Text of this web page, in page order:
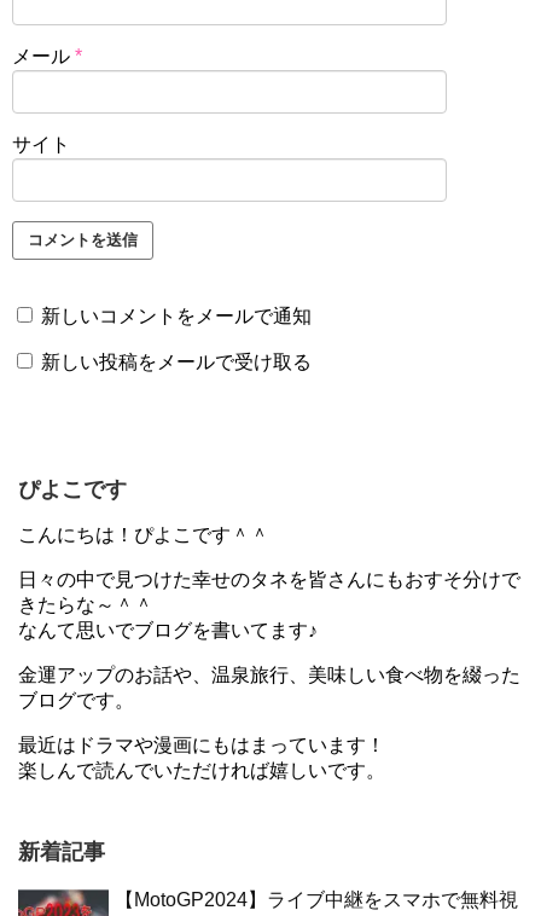
メール *
サイト
新しいコメントをメールで通知
新しい投稿をメールで受け取る
ぴよこです
こんにちは！ぴよこです＾＾
日々の中で見つけた幸せのタネを皆さんにもおすそ分けで
きたらな～＾＾
なんて思いでブログを書いてます♪
金運アップのお話や、温泉旅行、美味しい食べ物を綴った
ブログです。
最近はドラマや漫画にもはまっています！
楽しんで読んでいただければ嬉しいです。
新着記事
【MotoGP2024】ライブ中継をスマホで無料視